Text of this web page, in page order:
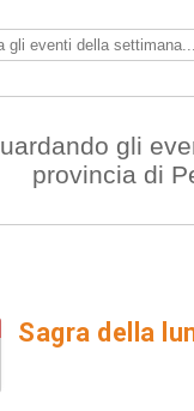
gli
provincia di
Sagra della